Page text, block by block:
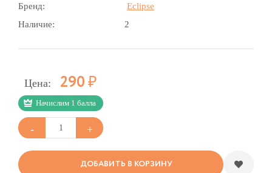
Бренд:
Eclipse
Наличие:
2
Цена: 290 Р
Начислим 1 балла
ДОБАВИТЬ В КОРЗИНУ